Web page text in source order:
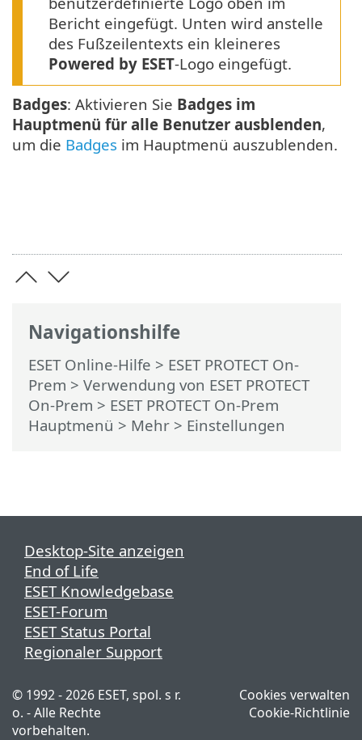
Navigationshilfe
ESET Online-Hilfe > ESET PROTECT On-
Prem > Verwendung von ESET PROTECT
On-Prem > ESET PROTECT On-Prem
Hauptmenü > Mehr > Einstellungen
Bericht eingefügt. Unten wird anstelle
des Fußzeilentexts ein kleineres
Powered by ESET-Logo eingefügt.
Badges: Aktivieren Sie Badges im
Hauptmenü für alle Benutzer ausblenden,
um die Badges im Hauptmenü auszublenden.
Desktop-Site anzeigen
End of Life
ESET Knowledgebase
ESET-Forum
ESET Status Portal
Regionaler Support
© 1992 - 2026 ESET, spol. s r.
o. - Alle Rechte
vorbehalten.
Cookies verwalten
Cookie-Richtlinie